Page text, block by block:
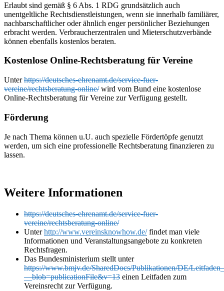
Erlaubt sind gemäß § 6 Abs. 1 RDG grundsätzlich auch
unentgeltliche Rechtsdienstleistungen, wenn sie innerhalb familiärer,
nachbarschaftlicher oder ähnlich enger persönlicher Beziehungen
erbracht werden. Verbraucherzentralen und Mieterschutzverbände
können ebenfalls kostenlos beraten.
Kostenlose Online-Rechtsberatung für Vereine
Unterhttps://deutsches-ehrenamt.de/service-fuer-
vereine/rechtsberatung-online/wird vom Bund eine kostenlose
Online-Rechtsberatung für Vereine zur Verfügung gestellt.
Förderung
Je nach Thema können u.U. auch spezielle Fördertöpfe genutzt
werden, um sich eine professionelle Rechtsberatung finanzieren zu
lassen.
Weitere Informationen
https://deutsches-ehrenamt.de/service-fuer-
vereine/rechtsberatung-online/
Unterhttp://www.vereinsknowhow.de/findet man viele
Informationen und Veranstaltungsangebote zu konkreten
Rechtsfragen.
Das Bundesministerium stellt unter
https://www.bmjv.de/SharedDocs/Publikationen/DE/
__blob=publicationFile&v=13 einen Leitfaden zum
Vereinsrecht zur Verfügung.